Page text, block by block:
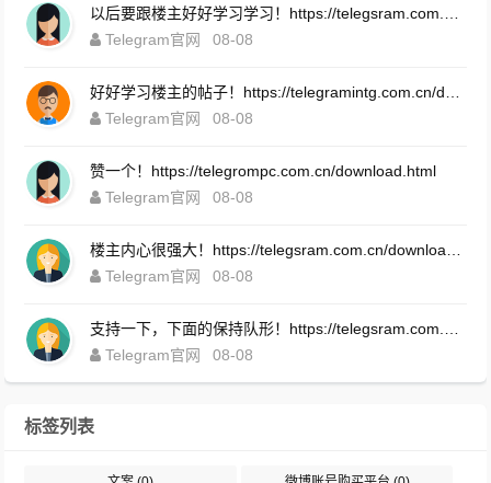
以后要跟楼主好好学习学习！https://telegsram.com.cn/download.html
Telegram官网
08-08
好好学习楼主的帖子！https://telegramintg.com.cn/download.html
Telegram官网
08-08
赞一个！https://telegrompc.com.cn/download.html
Telegram官网
08-08
楼主内心很强大！https://telegsram.com.cn/download.html
Telegram官网
08-08
支持一下，下面的保持队形！https://telegsram.com.cn/download.html
Telegram官网
08-08
标签列表